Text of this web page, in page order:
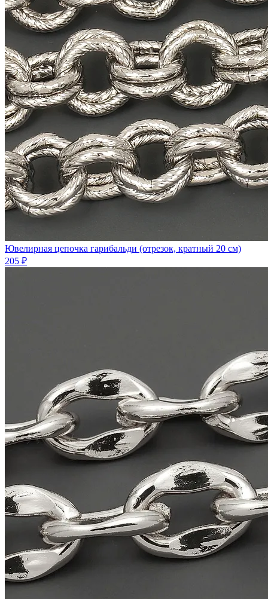
Ювелирная цепочка гарибальди (отрезок, кратный 20 см)
205 ₽